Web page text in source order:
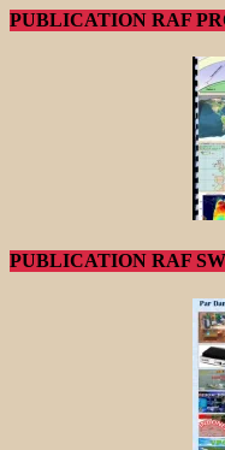
PUBLICATION RAF
PUBLICATION RAF